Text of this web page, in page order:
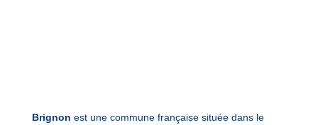
Brignon est une commune française située dans le